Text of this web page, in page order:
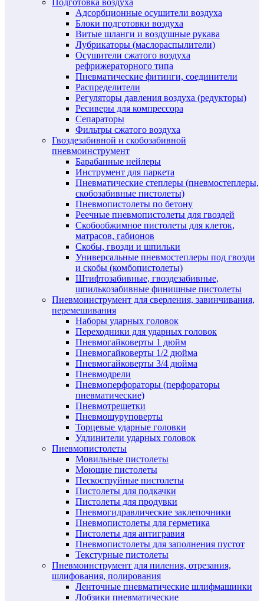
Адсорбционные осушители воздуха
Блоки подготовки воздуха
Витые шланги и воздушные рукава
Лубрикаторы (маслораспылители)
Осушители сжатого воздуха
рефрижераторного типа
Пневматические фитинги, соединители
Распределители
Регуляторы давления воздуха (редукторы)
Ресиверы для компрессора
Сепараторы
Фильтры сжатого воздуха
Гвоздезабивной и скобозабивной
пневмоинструмент
Барабанные нейлеры
Инструмент для паркета
Пневматические степлеры (пневмостеплеры,
скобозабивные пистолеты)
Пневмопистолеты по бетону
Реечные пневмопистолеты для гвоздей
Скобообжимное пистолеты для клеток,
матрасов, габионов
Скобы, гвозди и шпильки
Универсальные пневмостеплеры под гвозди
и скобы (комбопистолеты)
Штифтозабивные, гвоздезабивные,
шпилькозабивные финишные пистолеты
Пневмоинструмент для сверления, завинчивания,
перемешивания
Наборы ударных головок
Переходники для ударных головок
Пневмогайковерты 1 дюйм
Пневмогайковерты 1/2 дюйма
Пневмогайковерты 3/4 дюйма
Пневмодрели
Пневмоперфораторы (перфораторы
пневматические)
Пневмотрещетки
Пневмошуруповерты
Торцевые ударные головки
Удлинители ударных головок
Пневмопистолеты
Мовильные пистолеты
Моющие пистолеты
Пескоструйные пистолеты
Пистолеты для подкачки
Пистолеты для продувки
Пневмогидравлические заклепочники
Пневмопистолеты для герметика
Пистолеты для антигравия
Пневмопистолеты для заполнения пустот
Текстурные пистолеты
Пневмоинструмент для пиления, отрезания,
шлифования, полирования
Ленточные пневматические шлифмашинки
Лобзики пневматические